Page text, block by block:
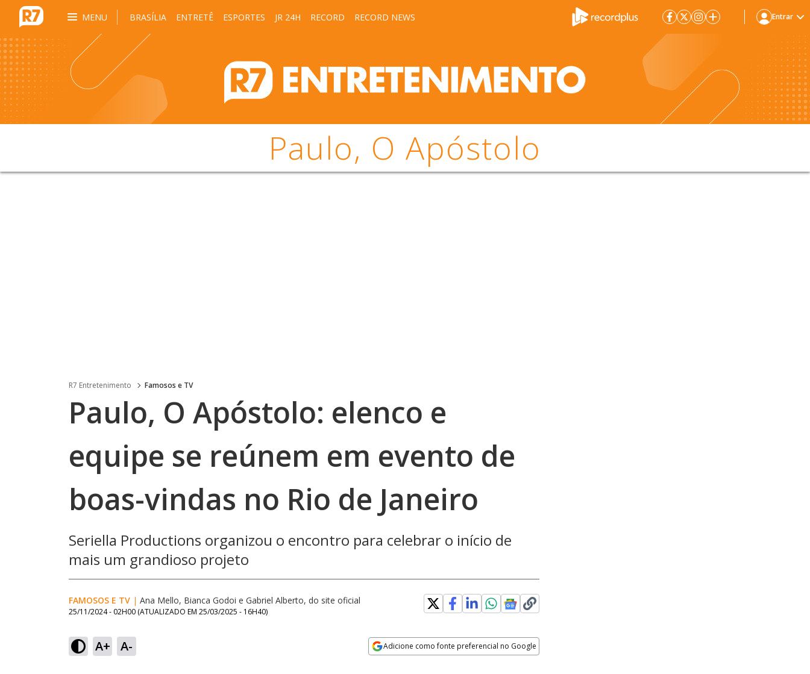
MENU BRASÍLIA ENTRETÊ ESPORTES JR 24H RECORD RECORD NEWS Entrar
Paulo, O Apóstolo
R7 Entretenimento Famosos e TV
Paulo, O Apóstolo: elenco e
equipe se reúnem em evento de
boas-vindas no Rio de Janeiro
Seriella Productions organizou o encontro para celebrar o início de
mais um grandioso projeto
FAMOSOS E TV | Ana Mello, Bianca Godoi e Gabriel Alberto, do site oficial
25/11/2024 - 02H00 (ATUALIZADO EM 25/03/2025 - 16H40)
A+ A- Adicione como fonte preferencial no Google